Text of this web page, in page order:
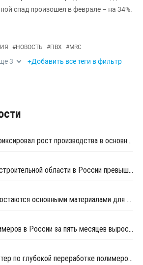
спад произошел в феврале – на 34%.
#НОВОСТЬ #ПВХ #MRC
3 +Добавить все теги в фильтр
"Росстат" в июне зафиксировал рост производства в основных группах пластмасс
Импортозамещение строительной области в России превышает 98%
ПВХ и поликарбонат остаются основными материалами для производства банковских карт
Выпуск базовых полимеров в России за пять месяцев вырос на 3,8%
Промышленный кластер по глубокой переработке полимеров намерены создать в Приангарье